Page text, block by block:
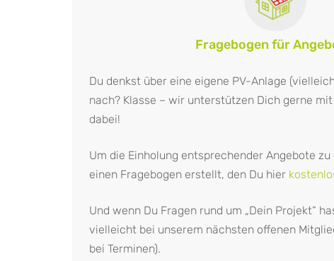
Fragebogen für
Du denkst über eine eigene PV-Anlage
nach? Klasse – wir unterstützen Dich gerne
dabei!
Um die Einholung entsprechender Angebote
einen Fragebogen erstellt, den Du hier
Und wenn Du Fragen rund um „Dein Projekt“
vielleicht bei unserem nächsten offenen
bei Terminen).